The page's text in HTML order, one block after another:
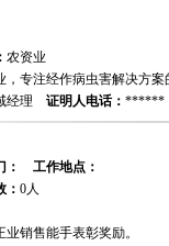
农资业
，专注经作病虫害解决方案
经理 证明人电话： ******
：
工作地点：
： 0人
销售能手表彰奖励。